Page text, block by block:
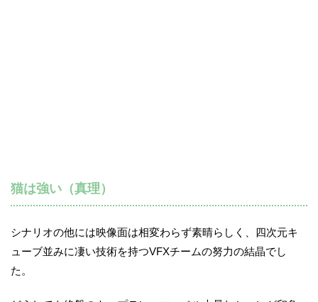
猫は強い（真理）
シナリオの他には映像面は相変わらず素晴らしく、四次元キ
ューブ並みに凄い技術を持つVFXチームの努力の結晶でし
た。